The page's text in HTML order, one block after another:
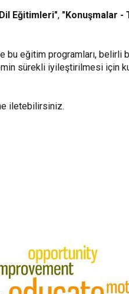
Eğitimleri", "Konuşmalar -
eğitim programları, belirli
sürekli iyileştirilmesi için
iletebilirsiniz.